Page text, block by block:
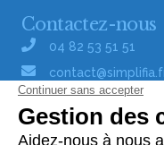
Contactez-nous
04 82 53 51 51
Réseaux sociaux